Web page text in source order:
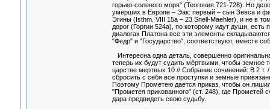
горько-соленого моря" (Теогония 721-728). Но
умерших в Европе – Эак: первый – сын Зевса и
Эгины (Isthm. VIII 15а – 23 Snell-Maehler), и не в
дорог (Горгии 524а), по которому идут души,
диалогах Платона все эти элементы
"Федр" и "Государство", соответствуют, вместе
Интересна одна деталь, совершенно
теперь их будут судить мёртвыми, чтобы земное
царстве мертвых 10 // Собрание сочинений: В 2
сбросить с себя все проступки и земные
Поэтому Прометею дается приказ, чтобы он
"Прометея прикованного" (ст. 248), где Прометей
дара предвидеть свою судьбу.